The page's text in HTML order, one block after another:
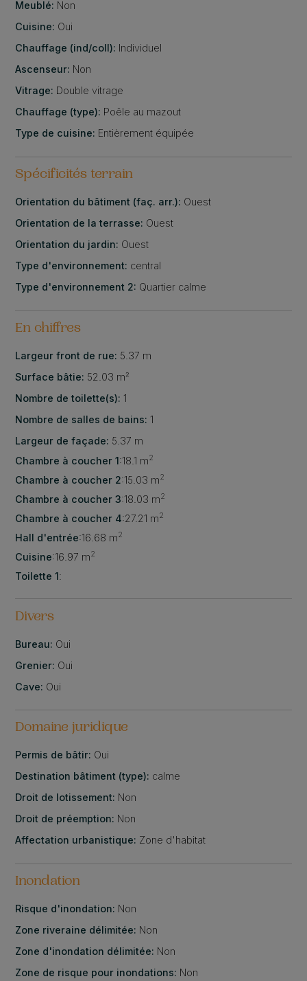
Meublé: Non
Cuisine: Oui
Chauffage (ind/coll): Individuel
Ascenseur: Non
Vitrage: Double vitrage
Chauffage (type): Poêle au mazout
Type de cuisine: Entièrement équipée
Spécificités terrain
Orientation du bâtiment (faç. arr.): Ouest
Orientation de la terrasse: Ouest
Orientation du jardin: Ouest
Type d'environnement: central
Type d'environnement 2: Quartier calme
En chiffres
Largeur front de rue: 5.37 m
Surface bâtie: 52.03 m²
Nombre de toilette(s): 1
Nombre de salles de bains: 1
Largeur de façade: 5.37 m
Chambre à coucher 1:18.1 m2
Chambre à coucher 2:15.03 m2
Chambre à coucher 3:18.03 m2
Chambre à coucher 4:27.21 m2
Hall d'entrée:16.68 m2
Cuisine:16.97 m2
Toilette 1:
Divers
Bureau: Oui
Grenier: Oui
Cave: Oui
Domaine juridique
Permis de bâtir: Oui
Destination bâtiment (type): calme
Droit de lotissement: Non
Droit de préemption: Non
Affectation urbanistique: Zone d'habitat
Inondation
Risque d'inondation: Non
Zone riveraine délimitée: Non
Zone d'inondation délimitée: Non
Zone de risque pour inondations: Non